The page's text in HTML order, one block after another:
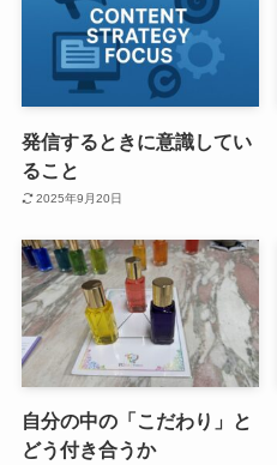
発信するときに意識してい
ること
2025年9月20日
自分の中の「こだわり」と
どう付き合うか